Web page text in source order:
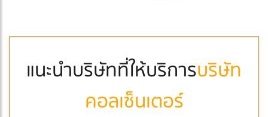
แนะนำบริษัทที่ให้บริการบริษัท
คอลเซ็นเตอร์